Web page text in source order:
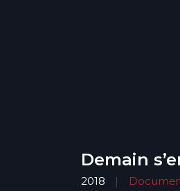
Demain
2018